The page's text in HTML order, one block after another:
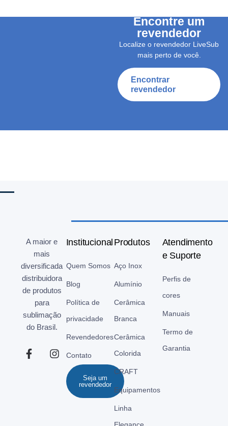
Encontre um
revendedor
Localize o revendedor LiveSub
mais perto de você.
Encontrar
revendedor
A maior e
mais
diversificada
distribuidora
de produtos
para
sublimação
do Brasil.
Institucional
Quem Somos
Blog
Política de
privacidade
Revendedores
Contato
Seja um
revendedor
Produtos
Aço Inox
Alumínio
Cerâmica
Branca
Cerâmica
Colorida
CRAFT
Equipamentos
Linha
Elegance
Atendimento
e Suporte
Perfis de
cores
Manuais
Termo de
Garantia